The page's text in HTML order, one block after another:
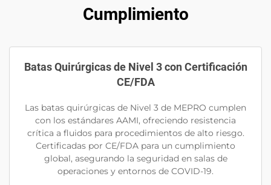
Cumplimiento
Batas Quirúrgicas de Nivel 3 con Certificación
CE/FDA
Las batas quirúrgicas de Nivel 3 de MEPRO cumplen
con los estándares AAMI, ofreciendo resistencia
crítica a fluidos para procedimientos de alto riesgo.
Certificadas por CE/FDA para un cumplimiento
global, asegurando la seguridad en salas de
operaciones y entornos de COVID-19.